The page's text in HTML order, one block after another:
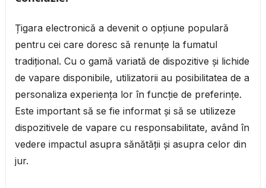
Țigara electronică a devenit o opțiune populară
pentru cei care doresc să renunțe la fumatul
tradițional. Cu o gamă variată de dispozitive și lichide
de vapare disponibile, utilizatorii au posibilitatea de a
personaliza experiența lor în funcție de preferințe.
Este important să se fie informat și să se utilizeze
dispozitivele de vapare cu responsabilitate, având în
vedere impactul asupra sănătății și asupra celor din
jur.